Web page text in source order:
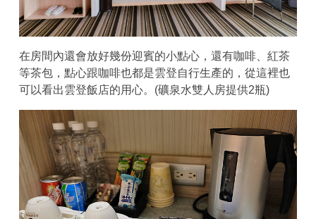
在房間內還會放好幾份迎賓的小點心，還有咖啡、紅茶
等茶包，點心跟咖啡也都是雲登自行生產的，從這裡也
可以看出雲登飯店的用心。(礦泉水雙人房提供2瓶)